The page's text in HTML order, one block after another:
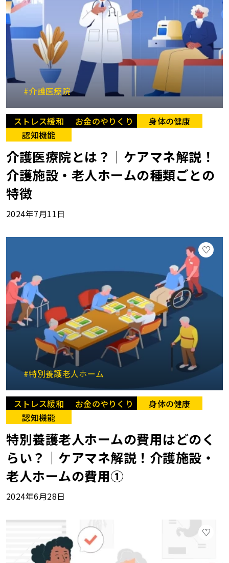
#介護医療院
ストレス緩和 お金のやりくり
身体の健康
認知機能
介護医療院とは？｜ケアマネ解説！
介護施設・老人ホームの種類ごとの
特徴
2024年7月11日
#特別養護老人ホーム
ストレス緩和 お金のやりくり
身体の健康
認知機能
特別養護老人ホームの費用はどのく
らい？｜ケアマネ解説！介護施設・
老人ホームの費用①
2024年6月28日